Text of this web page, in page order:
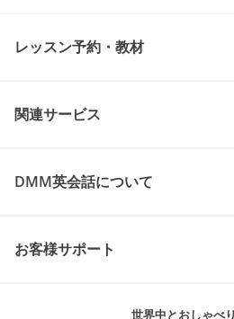
レッスン予約・教材
関連サービス
DMM英会話について
お客様サポート
世界中とおしゃべ